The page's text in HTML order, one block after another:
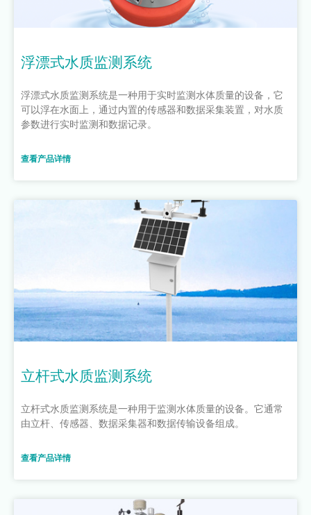
浮漂式水质监测系统
浮漂式水质监测系统是一种用于实时监测水体质量的设备，它
可以浮在水面上，通过内置的传感器和数据采集装置，对水质
参数进行实时监测和数据记录。
查看产品详情
立杆式水质监测系统
立杆式水质监测系统是一种用于监测水体质量的设备。它通常
由立杆、传感器、数据采集器和数据传输设备组成。
查看产品详情